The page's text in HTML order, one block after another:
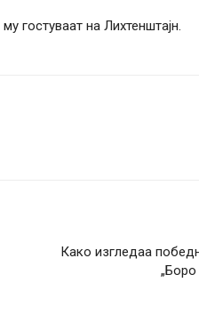
гостуваат на Лихтенштајн.
Како изгледаа